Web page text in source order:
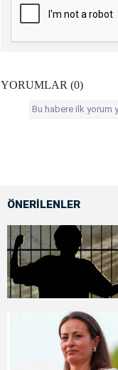
YORUMLAR (0)
Bu habere ilk yorum
ÖNERİLENLER